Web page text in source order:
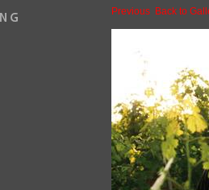
Previous Back to